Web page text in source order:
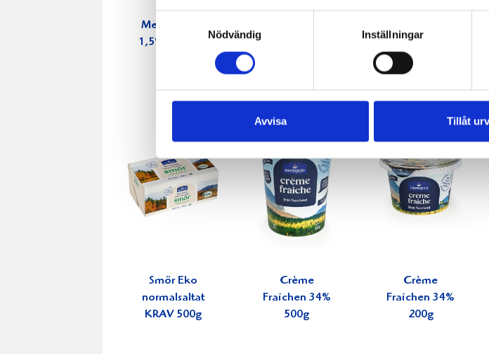
Nödvändig
Inställningar
Avvisa Tillåt
Mellanmjölk
1,5% laktosfri
1000g
Smör Eko
normalsaltat
KRAV 500g
Crème
Fraichen 34%
500g
Crème
Fraichen 34%
200g